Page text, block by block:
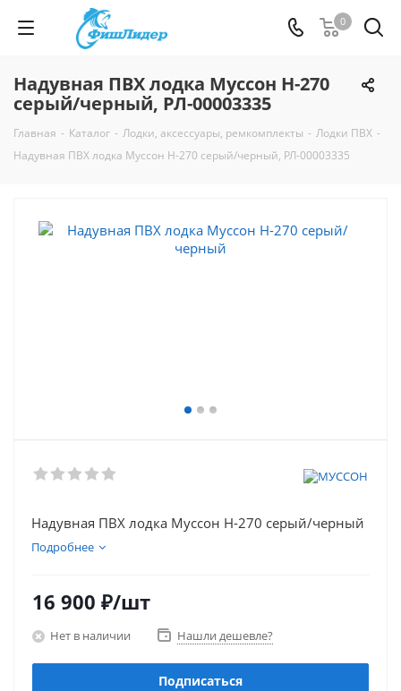
0
Надувная ПВХ лодка Муссон H-270
серый/черный, РЛ-00003335
Главная - Каталог - Лодки, аксессуары, ремкомплекты - Лодки ПВХ -
Надувная ПВХ лодка Муссон H-270 серый/черный, РЛ-00003335
Надувная ПВХ лодка Муссон H-270 серый/черный
Подробнее
16 900 ₽/шт
Нет в наличии Нашли дешевле?
Подписаться